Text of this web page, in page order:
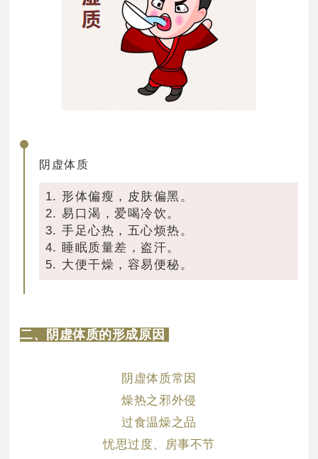
阴虚体质
1. 形体偏瘦，皮肤偏黑。
2. 易口渴，爱喝冷饮。
3. 手足心热，五心烦热。
4. 睡眠质量差，盗汗。
5. 大便干燥，容易便秘。
二、阴虚体质的形成原因
阴虚体质常因
燥热之邪外侵
过食温燥之品
忧思过度、房事不节